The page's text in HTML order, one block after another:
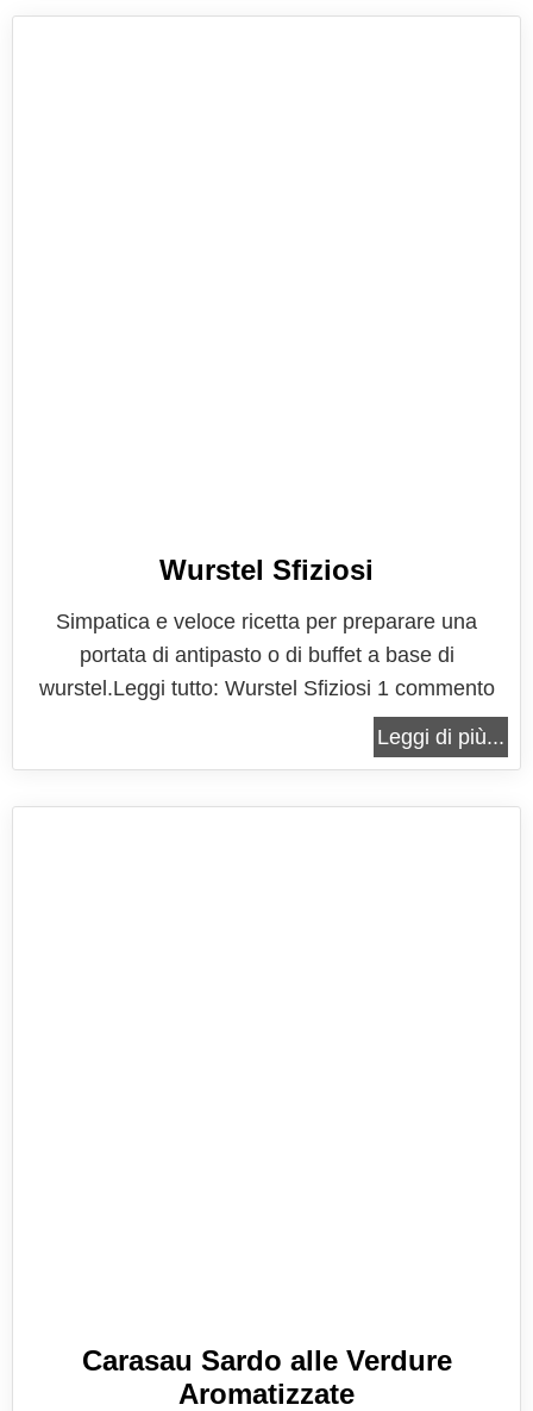
Wurstel Sfiziosi
Simpatica e veloce ricetta per preparare una
portata di antipasto o di buffet a base di
wurstel.Leggi tutto: Wurstel Sfiziosi 1 commento
Leggi di più...
Carasau Sardo alle Verdure
Aromatizzate